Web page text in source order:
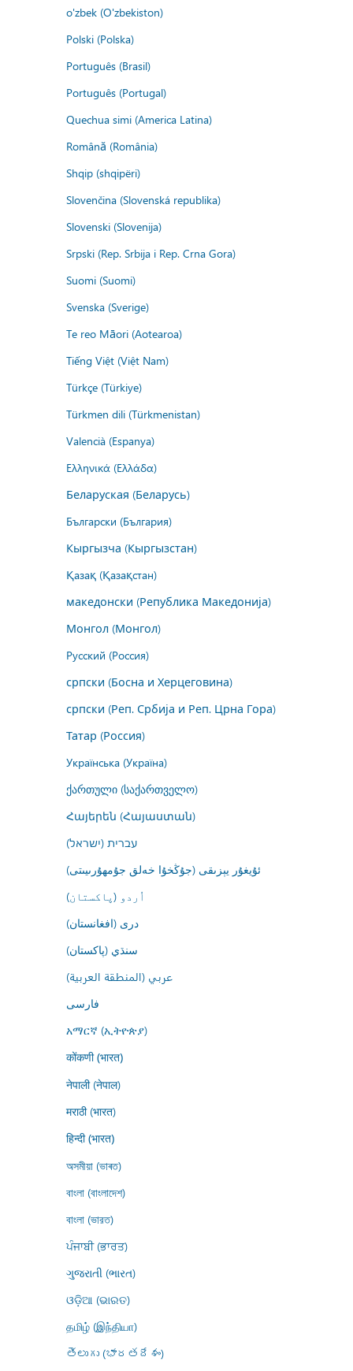
o'zbek (O'zbekiston)
Polski (Polska)
Português (Brasil)
Português (Portugal)
Quechua simi (America Latina)
Română (România)
Shqip (shqipëri)
Slovenčina (Slovenská republika)
Slovenski (Slovenija)
Srpski (Rep. Srbija i Rep. Crna Gora)
Suomi (Suomi)
Svenska (Sverige)
Te reo Māori (Aotearoa)
Tiếng Việt (Việt Nam)
Türkçe (Türkiye)
Türkmen dili (Türkmenistan)
Valencià (Espanya)
Ελληνικά (Ελλάδα)
Беларуская (Беларусь)
Български (България)
Кыргызча (Кыргызстан)
Қазақ (Қазақстан)
македонски (Република Македонија)
Монгол (Монгол)
Русский (Россия)
српски (Босна и Херцеговина)
српски (Реп. Србија и Реп. Црна Гора)
Татар (Россия)
Українська (Україна)
ქართული (საქართველო)
Հայերեն (Հայաստան)
עברית (ישראל)
ئۇيغۇر يېزىقى (جۇڭخۇا خەلق جۇمھۇرىيىتى)
اُردو (پاکستان)
درى (افغانستان)
سنڌي (پاکستان)
عربي (المنطقة العربية)
فارسى
አማርኛ (ኢትዮጵያ)
कोंकणी (भारत)
नेपाली (नेपाल)
मराठी (भारत)
हिन्दी (भारत)
অসমীয়া (ভাৰত)
বাংলা (বাংলাদেশ)
বাংলা (ভারত)
ਪੰਜਾਬੀ (ਭਾਰਤ)
ગુજરાતી (ભારત)
ଓଡ଼ିଆ (ଭାରତ)
தமிழ் (இந்தியா)
తెలుగు (భారతదేశం)